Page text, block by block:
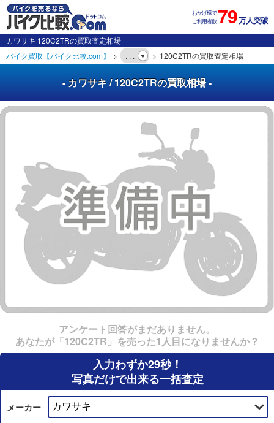
おかげ様で
ご利用者数79万人突破
カワサキ 120C2TRの買取査定相場
バイク買取【バイク比較.com】
. . . 120C2TRの買取査定相場
- カワサキ / 120C2TRの買取相場 -
アンケート回答がまだありません。
あなたが「120C2TR」を売った1人目になりませんか？
入力わずか29秒！
写真だけで出来る一括査定
メーカー